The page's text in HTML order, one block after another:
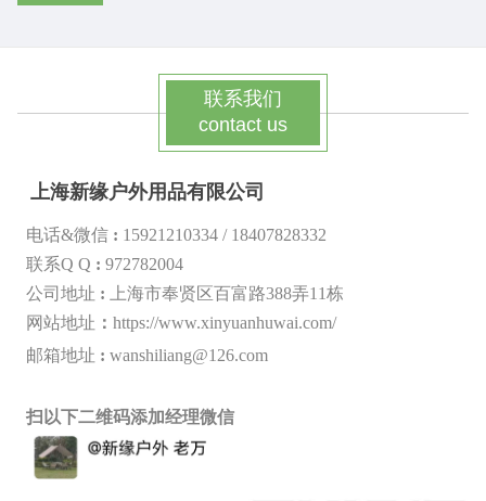
联系我们
contact us
上海新缘户外用品有限公司
电话&微信: 15921210334 / 18407828332
联系Q Q : 972782004
公司地址 :
上海市奉贤区百富路388弄11栋
网站地址 ： https://www.xinyuanhuwai.com/
邮箱地址 : wanshiliang@126.com
扫以下二维码添加经理微信